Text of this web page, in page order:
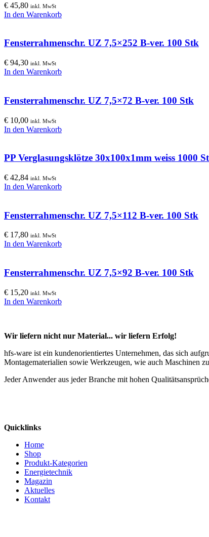
€ 45,80 inkl. MwSt
In den Warenkorb
Fensterrahmenschr. UZ 7,5×252 B-ver. 100 Stk
€ 94,30 inkl. MwSt
In den Warenkorb
Fensterrahmenschr. UZ 7,5×72 B-ver. 100 Stk
€ 10,00 inkl. MwSt
In den Warenkorb
PP Verglasungsklötze 30x100x1mm weiss 1000
€ 42,84 inkl. MwSt
In den Warenkorb
Fensterrahmenschr. UZ 7,5×112 B-ver. 100 Stk
€ 17,80 inkl. MwSt
In den Warenkorb
Fensterrahmenschr. UZ 7,5×92 B-ver. 100 Stk
€ 15,20 inkl. MwSt
In den Warenkorb
Wir liefern nicht nur Material... wir liefern Erfolg!
hfs-ware ist ein kundenorientiertes Unternehmen, das sich
Montagematerialien sowie Werkzeugen, wie auch Maschinen
Jeder Anwender aus jeder Branche mit hohen
Quicklinks
Home
Shop
Produkt-Kategorien
Energietechnik
Magazin
Aktuelles
Kontakt